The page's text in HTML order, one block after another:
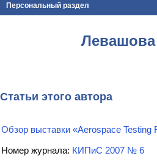
Персональный раздел
Статьи этого автора
Обзор выставки «Aerospace Testing
Номер журнала: КИПиС 2007 № 6